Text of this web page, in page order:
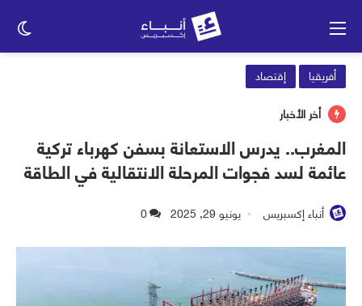
أفريقيا
إقتصاد
أخر الأخبار
المغرب.. يدرس الاستعانة بسفن كهرباء تركية
عائمة لسد فجوات المرحلة الانتقالية في الطاقة
أنباء إكسبريس يونيو 29, 2025 0